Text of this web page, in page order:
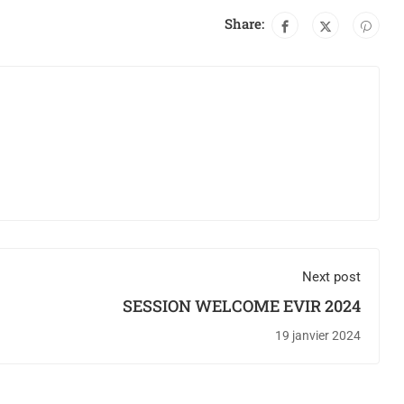
Share:
Next post
SESSION WELCOME EVIR 2024
19 janvier 2024